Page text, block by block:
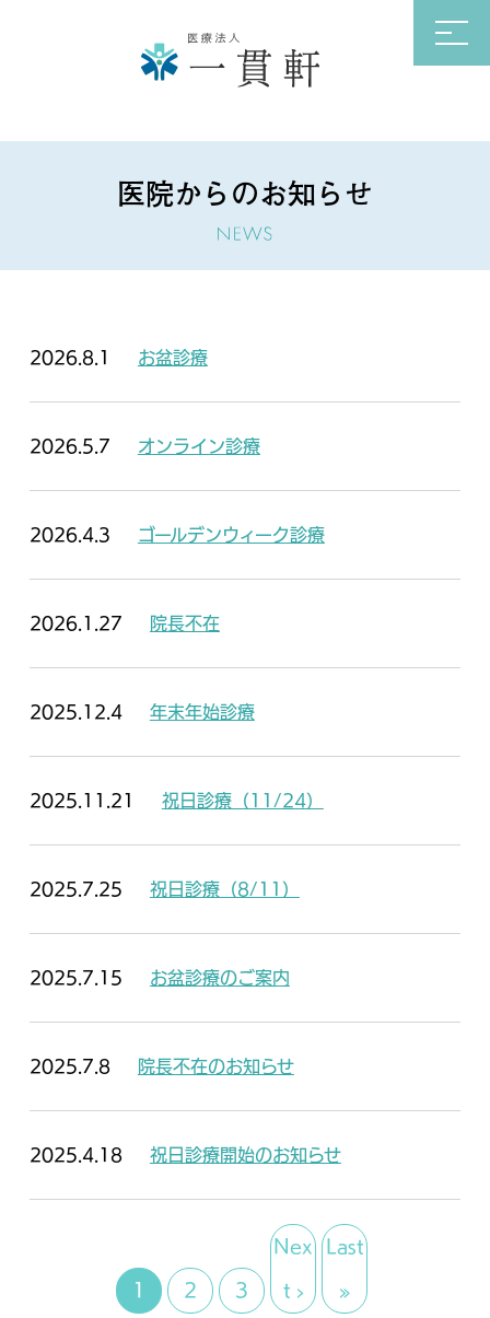
医院からのお知らせ
2026.8.1 お盆診療
2026.5.7 オンライン診療
2026.4.3 ゴールデンウィーク診療
2026.1.27 院長不在
2025.12.4 年末年始診療
2025.11.21 祝日診療（11/24）
2025.7.25 祝日診療（8/11）
2025.7.15 お盆診療のご案内
2025.7.8 院長不在のお知らせ
2025.4.18 祝日診療開始のお知らせ
1 2 3
Nex
t ›
Last
»